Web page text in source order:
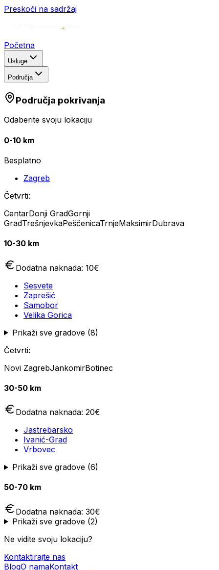
Preskoči na sadržaj
Početna
Usluge
Područja
Područja pokrivanja
Odaberite svoju lokaciju
0-10 km
Besplatno
Zagreb
Četvrti:
CentarDonji GradGornji
GradTrešnjevkaPeščenicaTrnjeMaksimirDubrava
10-30 km
Dodatna naknada: 10€
Sesvete
Zaprešić
Samobor
Velika Gorica
Prikaži sve gradove (8)
Četvrti:
Novi ZagrebJankomirBotinec
30-50 km
Dodatna naknada: 20€
Jastrebarsko
Ivanić-Grad
Vrbovec
Prikaži sve gradove (6)
50-70 km
Dodatna naknada: 30€
Prikaži sve gradove (2)
Ne vidite svoju lokaciju?
Kontaktirajte nas
BlogO namaKontakt